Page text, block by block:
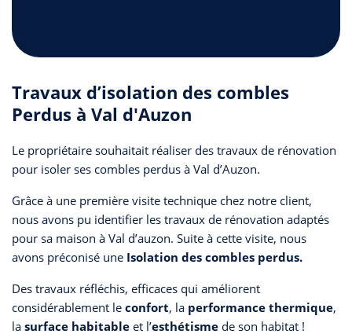
Travaux d’isolation des combles
Perdus à Val d'Auzon
Le propriétaire souhaitait réaliser des travaux de rénovation
pour isoler ses combles perdus à Val d’Auzon.
Grâce à une première visite technique chez notre client,
nous avons pu identifier les travaux de rénovation adaptés
pour sa maison à Val d’auzon. Suite à cette visite, nous
avons préconisé une Isolation des combles perdus.
Des travaux réfléchis, efficaces qui améliorent
considérablement le confort, la performance thermique,
la surface habitable et l’esthétisme de son habitat !